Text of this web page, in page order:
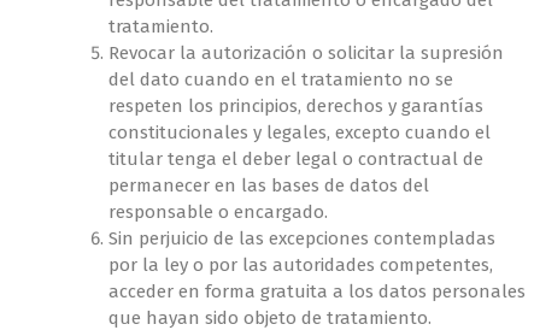
tratamiento.
Revocar la autorización o solicitar la supresión
del dato cuando en el tratamiento no se
respeten los principios, derechos y garantías
constitucionales y legales, excepto cuando el
titular tenga el deber legal o contractual de
permanecer en las bases de datos del
responsable o encargado.
Sin perjuicio de las excepciones contempladas
por la ley o por las autoridades competentes,
acceder en forma gratuita a los datos personales
que hayan sido objeto de tratamiento.